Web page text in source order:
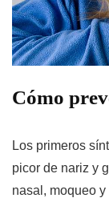
Cómo
Los primeros
picor de nariz y
nasal, moqueo y